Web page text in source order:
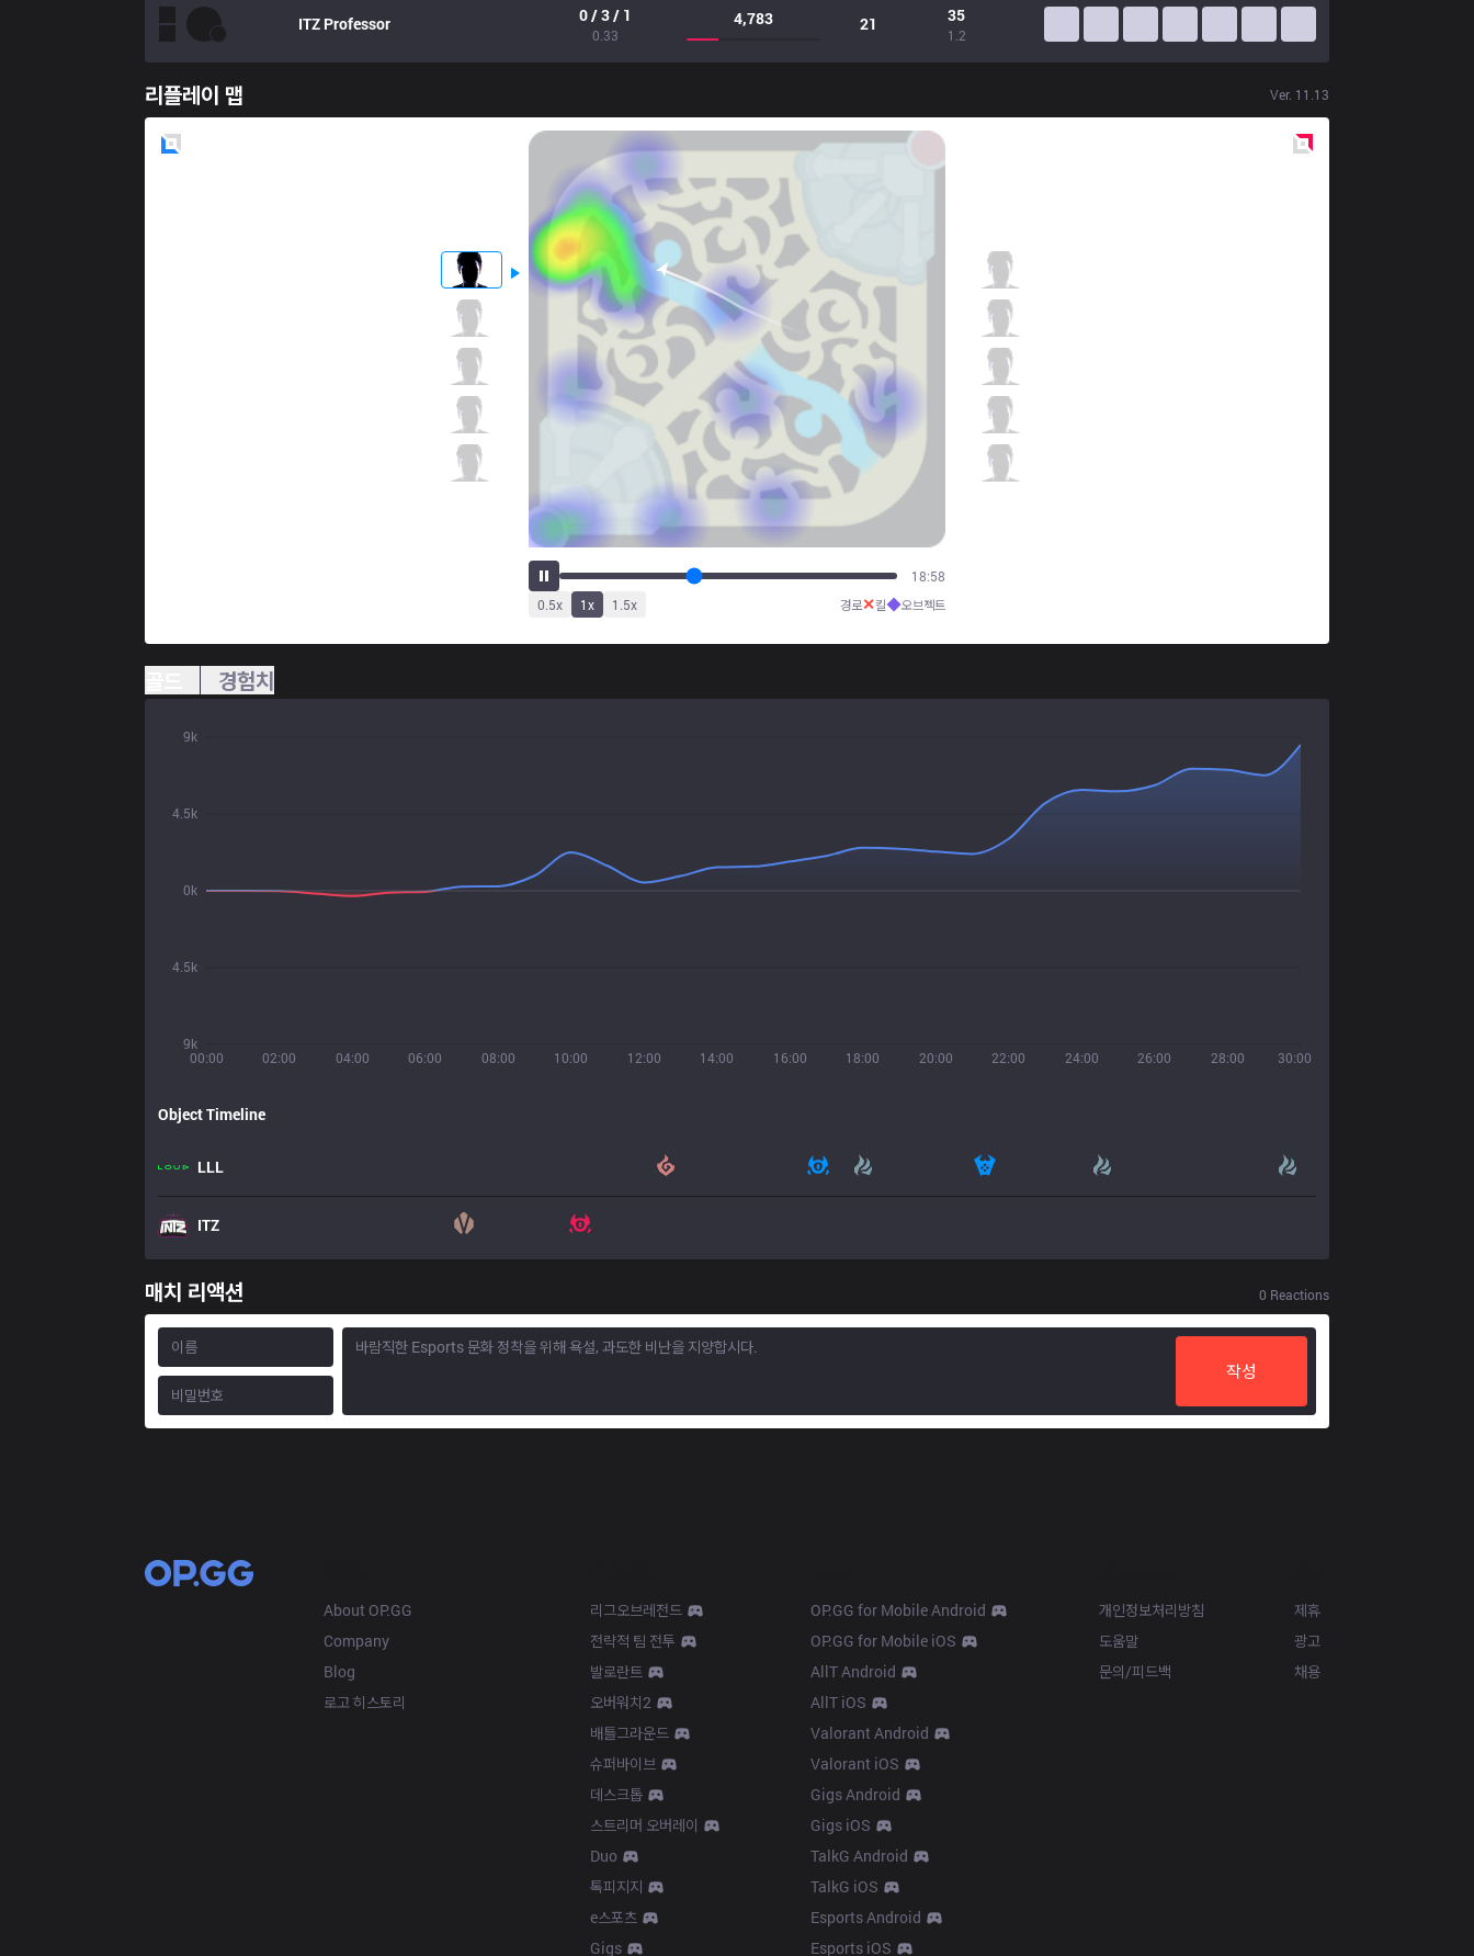
ITZ Professor 0 / 3 / 1
0.33
4,783 21 35
1.2
리플레이 맵 Ver. 11.13
23:34
0.5x 1x 1.5x 경로✕킬◆오브젝트
경험치
00:00 02:00 04:00 06:00 08:00 10:00 12:00 14:00 16:00 18:00 20:00 22:00 24:00 26:00 28:00 30:00
9k
4.5k
0k
4.5k
9k
Object Timeline
LLL
ITZ
매치 리액션 0 Reactions
작성
About OP.GG
Company
Blog
로고 히스토리
리그오브레전드
전략적 팀 전투
발로란트
오버워치2
배틀그라운드
슈퍼바이브
데스크톱
스트리머 오버레이
Duo
톡피지지
e스포츠
Gigs
OP.GG for Mobile Android
OP.GG for Mobile iOS
AllT Android
AllT iOS
Valorant Android
Valorant iOS
Gigs Android
Gigs iOS
TalkG Android
TalkG iOS
Esports Android
Esports iOS
개인정보처리방침
도움말
문의/피드백
제휴
광고
채용